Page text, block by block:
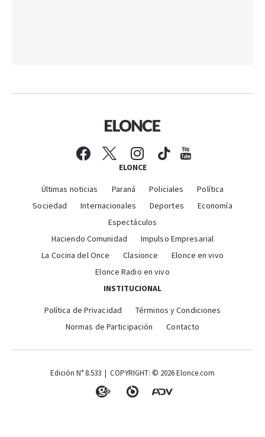
ELONCE
Últimas noticias Paraná Policiales
Política
Sociedad
Internacionales Deportes
Economía
Espectáculos
Haciendo Comunidad
Impulso Empresarial
La Cocina del Once
Clasionce
Elonce en vivo
Elonce Radio en vivo
INSTITUCIONAL
Política de Privacidad
Términos y Condiciones
Normas de Participación
Contacto
Edición N° 8.533 | COPYRIGHT: © 2026 Elonce.com